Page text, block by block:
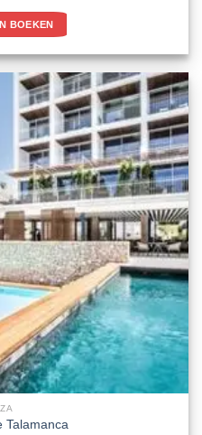
BOEKEN
Talamanca